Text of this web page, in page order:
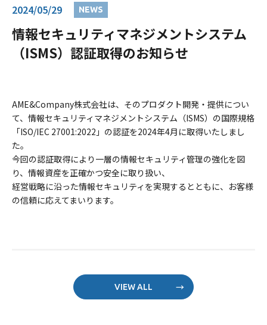
2024/05/29 NEWS
情報セキュリティマネジメントシステム
（ISMS）認証取得のお知らせ
AME&Company株式会社は、そのプロダクト開発・提供につい
て、情報セキュリティマネジメントシステム（ISMS）の国際規格
「ISO/IEC 27001:2022」の認証を2024年4月に取得いたしまし
た。
今回の認証取得により一層の情報セキュリティ管理の強化を図
り、情報資産を正確かつ安全に取り扱い、
経営戦略に沿った情報セキュリティを実現するとともに、お客様
の信頼に応えてまいります。
VIEW ALL